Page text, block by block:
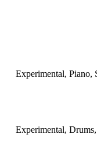
Experimental, Piano,
Experimental,